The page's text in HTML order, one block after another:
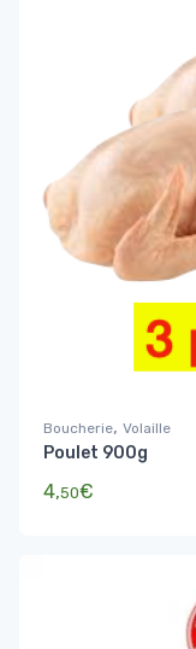
Boucherie, Volaille
Poulet 900g
4,50€